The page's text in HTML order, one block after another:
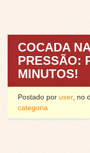
COCADA
PRESSÃO:
MINUTOS!
Postado por user, no
categoria